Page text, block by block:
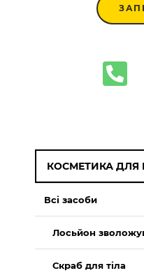
КОСМЕТИКА ДЛЯ
Всі засоби
Лосьйон
Скраб для тіла